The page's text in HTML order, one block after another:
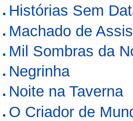
Histórias Sem
Machado de
Mil Sombras da
Negrinha
Noite na Taverna
O Criador de